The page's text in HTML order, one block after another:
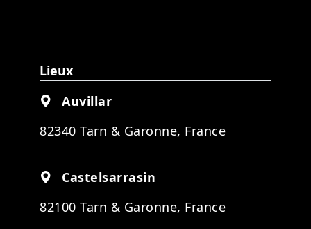
Lieux
Auvillar
82340 Tarn & Garonne, France
Castelsarrasin
82100 Tarn & Garonne, France